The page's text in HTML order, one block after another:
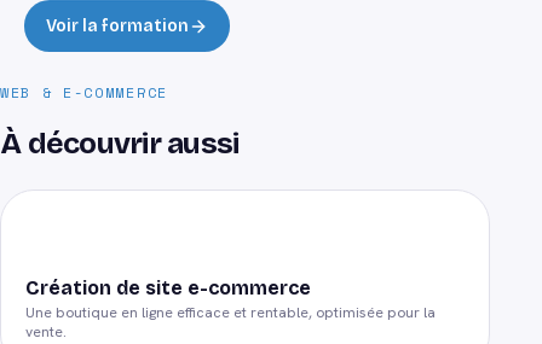
Voir la formation
WEB & E-COMMERCE
À découvrir aussi
Création de site e-commerce
Une boutique en ligne efficace et rentable, optimisée pour la
vente.